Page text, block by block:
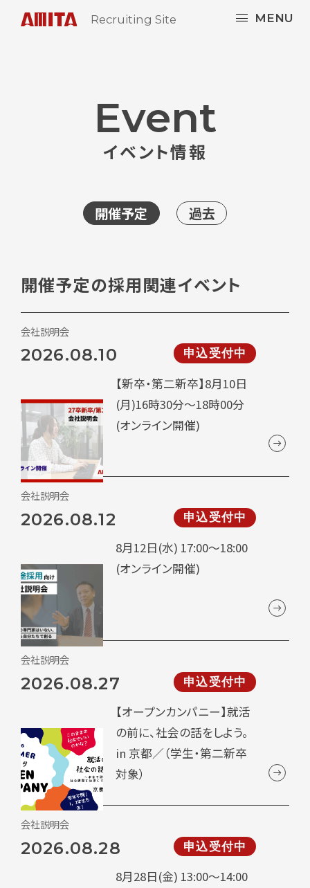
Recruiting Site MENU
Event
イベント情報
開催予定 過去
開催予定の採用関連イベント
2026.08.10 申込受付中
【新卒・第二新卒】8月10日
(月)16時30分～18時00分
(オンライン開催)
会社説明会
2026.08.12 申込受付中
8月12日(水) 17:00～18:00
(オンライン開催)
会社説明会
2026.08.27 申込受付中
【オープンカンパニー】就活
の前に、社会の話をしよう。
in 京都／（学生・第二新卒
対象）
会社説明会
2026.08.28 申込受付中
8月28日(金) 13:00～14:00
会社説明会